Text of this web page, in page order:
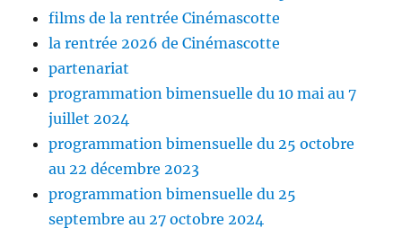
films de la rentrée Cinémascotte
la rentrée 2026 de Cinémascotte
partenariat
programmation bimensuelle du 10 mai au 7
juillet 2024
programmation bimensuelle du 25 octobre
au 22 décembre 2023
programmation bimensuelle du 25
septembre au 27 octobre 2024